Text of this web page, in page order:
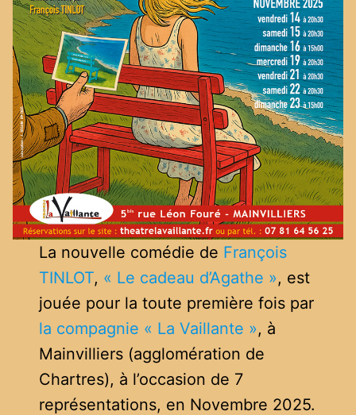
La nouvelle comédie de François
TINLOT, « Le cadeau d’Agathe », est
jouée pour la toute première fois par
la compagnie « La Vaillante », à
Mainvilliers (agglomération de
Chartres), à l’occasion de 7
représentations, en Novembre 2025.